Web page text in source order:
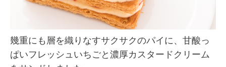
幾重にも層を織りなすサクサクのパイに、甘酸っ
ぱいフレッシュいちごと濃厚カスタードクリーム